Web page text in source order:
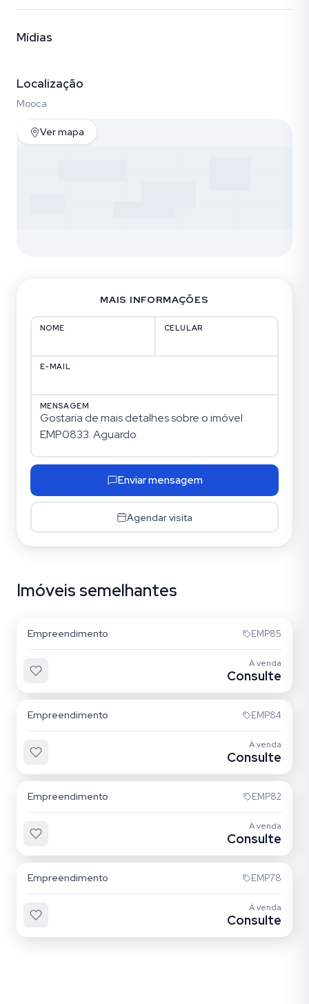
Mídias
Localização
Mooca
Ver mapa
MAIS INFORMAÇÕES
NOME CELULAR
E-MAIL
MENSAGEM
Enviar mensagem
Agendar visita
Imóveis semelhantes
Quarta Parada
Empreendimento EMP85
À venda
Consulte
Empreendimento EMP84
À venda
Consulte
Empreendimento EMP82
À venda
Consulte
Empreendimento EMP78
À venda
Consulte